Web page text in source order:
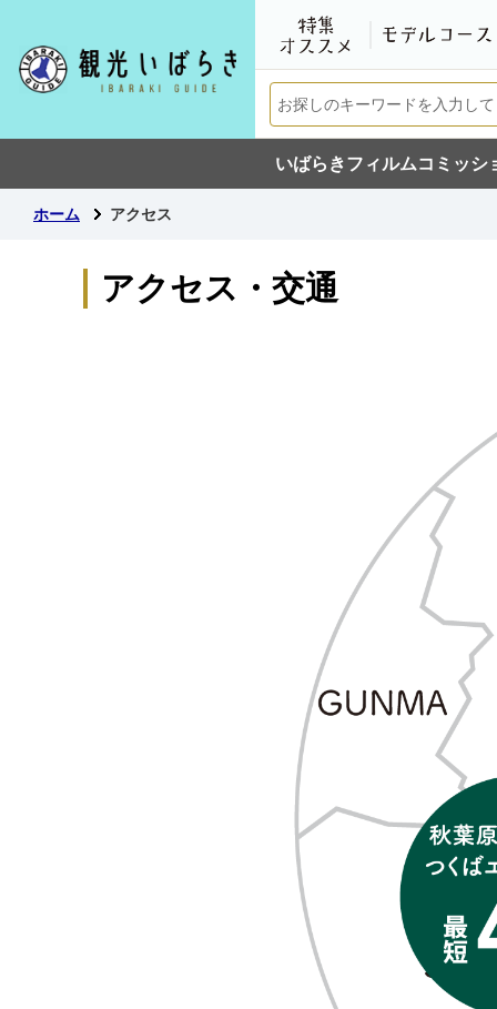
いばらきフィルムコミッシ
ホーム アクセス
アクセス・交通